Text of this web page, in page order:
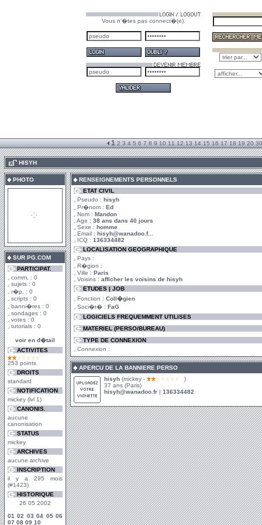
Vous n'�tes pas connect�(e).
1 2 3 4 5 6 7 8 9 10 11 12 13 14 15 16 17 18 19 20 30
HISYH
PHOTO
SUR PG.COM
PARTICIPAT.
comm. : 0
sujets : 0
r�p. : 0
scripts : 0
banni�res : 0
sondages : 0
votes : 0
tutorials : 0
voir en d�tail
ACTIVITES
253 points
DROITS
standard
NOTIFICATION
mickey (lvl 1)
CANONIS.
aucune
canonisation
STATUS
mickey
ARCHIVES
aucune archive
INSCRIPTION
il y a 295 mois
(#1423)
HISTORIQUE
26 05 2002
01 02 03 04 05 06
07 08 09 10
RENSEIGNEMENTS PERSONNELS
ETAT CIVIL
Pseudo : hisyh
Pr�nom : Ed
Nom : Mandon
Age : 38 ans dans 40 jours
Sexe : homme
Email : hisyh@wanadoo.f...
ICQ : 136334482
LOCALISATION GEOGRAPHIQUE
Pays :
R�gion :
Ville : Paris
Voisins : afficher les voisins de hisyh
ETUDES | JOB
Fonction : Coll�gien
Soci�t� : FaG
LOGICIELS FREQUEMMENT UTILISES
MATERIEL (PERSO/BUREAU)
TYPE DE CONNEXION
Connexion :
APERCU DE LA BANNIERE PERSO
hisyh (mickey -
)
37 ans (Paris)
hisyh@wanadoo.fr | 136334482